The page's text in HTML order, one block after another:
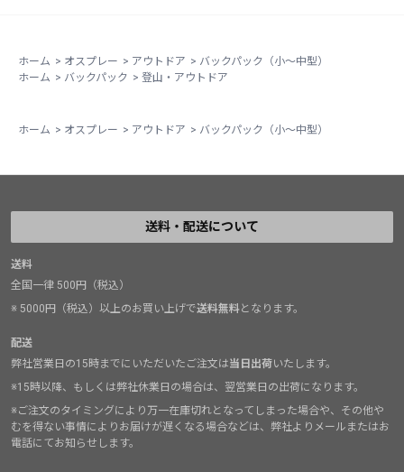
ホーム > オスプレー > アウトドア > バックパック（小～中型）
ホーム > バックパック > 登山・アウトドア
ホーム > オスプレー > アウトドア > バックパック（小～中型）
送料・配送について
送料
全国一律 500円（税込）
※ 5000円（税込）以上のお買い上げで送料無料となります。
配送
弊社営業日の15時までにいただいたご注文は当日出荷いたします。
※15時以降、もしくは弊社休業日の場合は、翌営業日の出荷になります。
※ご注文のタイミングにより万一在庫切れとなってしまった場合や、その他や
むを得ない事情によりお届けが遅くなる場合などは、弊社よりメールまたはお
電話にてお知らせします。